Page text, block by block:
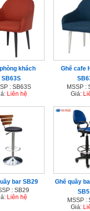
khách
SB63S
: SB63S
Liên hệ
Ghế cafe
MSSP :
Giá:
bar SB29
: SB29
Liên hệ
Ghế quầy
MSSP :
Giá: